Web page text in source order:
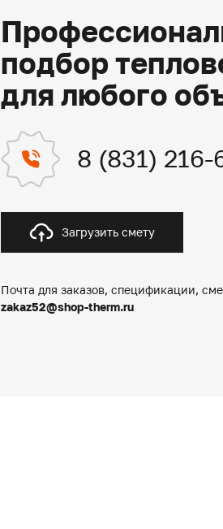
подбор
для любого
8 (831) 216-
Загрузить смету
Почта для заказов, спецификации,
zakaz52@shop-therm.ru